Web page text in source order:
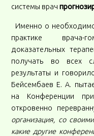
системы врач
Именно о
практике врача-
доказательных
получать во всех
результаты и
Бейсембаев Е. А.
на Конференции
откровенно
организация, со
какие другие